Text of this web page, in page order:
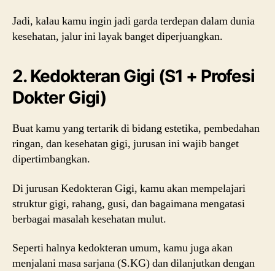
Jadi, kalau kamu ingin jadi garda terdepan dalam dunia
kesehatan, jalur ini layak banget diperjuangkan.
2. Kedokteran Gigi (S1 + Profesi
Dokter Gigi)
Buat kamu yang tertarik di bidang estetika, pembedahan
ringan, dan kesehatan gigi, jurusan ini wajib banget
dipertimbangkan.
Di jurusan Kedokteran Gigi, kamu akan mempelajari
struktur gigi, rahang, gusi, dan bagaimana mengatasi
berbagai masalah kesehatan mulut.
Seperti halnya kedokteran umum, kamu juga akan
menjalani masa sarjana (S.KG) dan dilanjutkan dengan